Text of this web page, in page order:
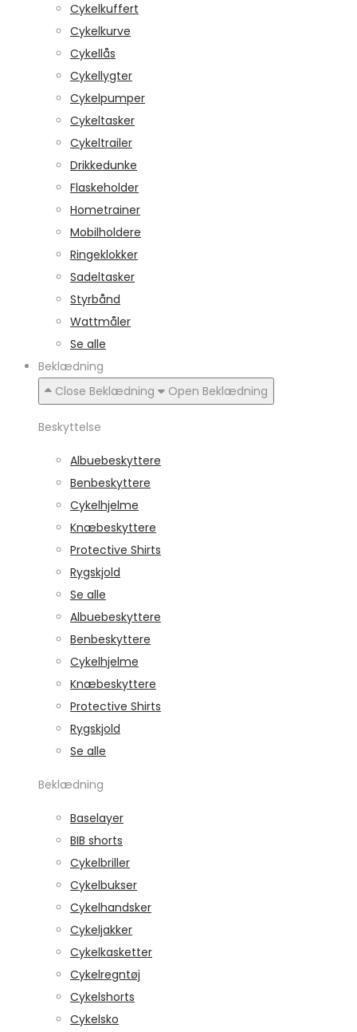
Cykelkuffert
Cykelkurve
Cykellås
Cykellygter
Cykelpumper
Cykeltasker
Cykeltrailer
Drikkedunke
Flaskeholder
Hometrainer
Mobilholdere
Ringeklokker
Sadeltasker
Styrbånd
Wattmåler
Se alle
Beklædning
Close Beklædning
Open Beklædning
Beskyttelse
Albuebeskyttere
Benbeskyttere
Cykelhjelme
Knæbeskyttere
Protective Shirts
Rygskjold
Se alle
Albuebeskyttere
Benbeskyttere
Cykelhjelme
Knæbeskyttere
Protective Shirts
Rygskjold
Se alle
Beklædning
Baselayer
BIB shorts
Cykelbriller
Cykelbukser
Cykelhandsker
Cykeljakker
Cykelkasketter
Cykelregntøj
Cykelshorts
Cykelsko